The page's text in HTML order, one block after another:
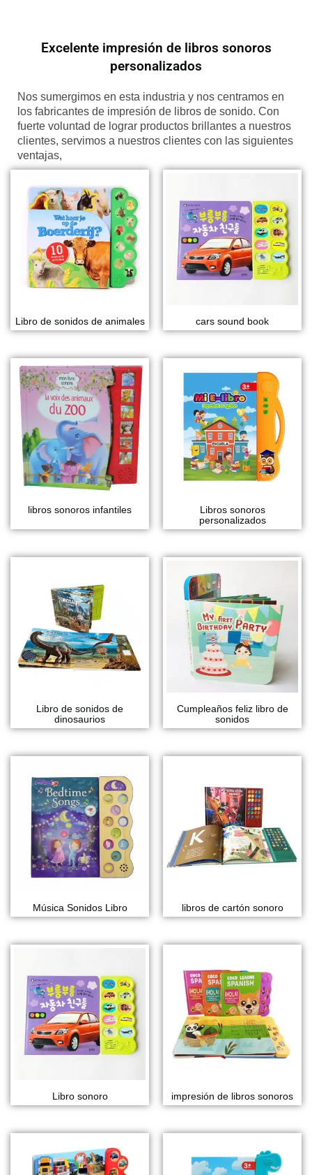
Excelente impresión de libros sonoros
personalizados
Nos sumergimos en esta industria y nos centramos en
los fabricantes de impresión de libros de sonido. Con
fuerte voluntad de lograr productos brillantes a nuestros
clientes, servimos a nuestros clientes con las siguientes
ventajas,
Libro de sonidos de animales cars sound book
libros sonoros infantiles
Libros sonoros
personalizados
Libro de sonidos de
dinosaurios
Cumpleaños feliz libro de
sonidos
Música Sonidos Libro libros de cartón sonoro
Libro sonoro impresión de libros sonoros